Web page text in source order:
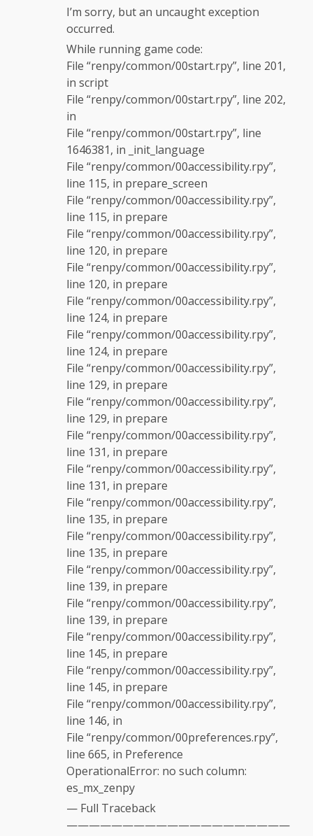
I’m sorry, but an uncaught exception
occurred.
While running game code:
File “renpy/common/00start.rpy”, line 201,
in script
File “renpy/common/00start.rpy”, line 202,
in
File “renpy/common/00start.rpy”, line
1646381, in _init_language
File “renpy/common/00accessibility.rpy”,
line 115, in prepare_screen
File “renpy/common/00accessibility.rpy”,
line 115, in prepare
File “renpy/common/00accessibility.rpy”,
line 120, in prepare
File “renpy/common/00accessibility.rpy”,
line 120, in prepare
File “renpy/common/00accessibility.rpy”,
line 124, in prepare
File “renpy/common/00accessibility.rpy”,
line 124, in prepare
File “renpy/common/00accessibility.rpy”,
line 129, in prepare
File “renpy/common/00accessibility.rpy”,
line 129, in prepare
File “renpy/common/00accessibility.rpy”,
line 131, in prepare
File “renpy/common/00accessibility.rpy”,
line 131, in prepare
File “renpy/common/00accessibility.rpy”,
line 135, in prepare
File “renpy/common/00accessibility.rpy”,
line 135, in prepare
File “renpy/common/00accessibility.rpy”,
line 139, in prepare
File “renpy/common/00accessibility.rpy”,
line 139, in prepare
File “renpy/common/00accessibility.rpy”,
line 145, in prepare
File “renpy/common/00accessibility.rpy”,
line 145, in prepare
File “renpy/common/00accessibility.rpy”,
line 146, in
File “renpy/common/00preferences.rpy”,
line 665, in Preference
OperationalError: no such column:
es_mx_zenpy
— Full Traceback
————————————————————